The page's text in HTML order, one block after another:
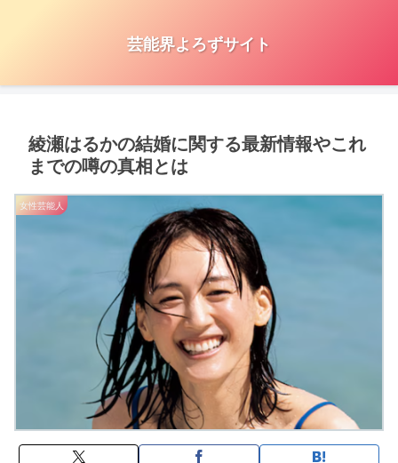
芸能界よろずサイト
綾瀬はるかの結婚に関する最新情報やこれ
までの噂の真相とは
女性芸能人